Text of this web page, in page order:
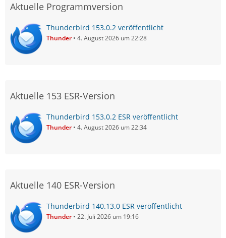
Aktuelle Programmversion
Thunderbird 153.0.2 veröffentlicht
Thunder 4. August 2026 um 22:28
Aktuelle 153 ESR-Version
Thunderbird 153.0.2 ESR veröffentlicht
Thunder 4. August 2026 um 22:34
Aktuelle 140 ESR-Version
Thunderbird 140.13.0 ESR veröffentlicht
Thunder 22. Juli 2026 um 19:16